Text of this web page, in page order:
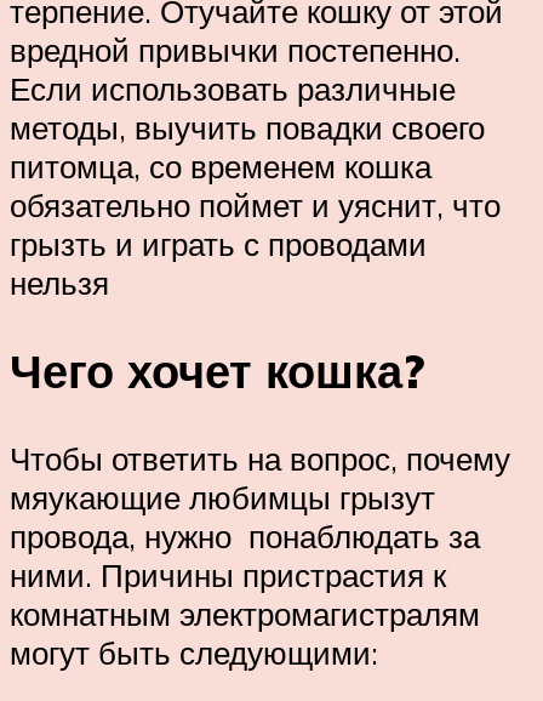
терпение. Отучайте кошку от этой
вредной привычки постепенно.
Если использовать различные
методы, выучить повадки своего
питомца, со временем кошка
обязательно поймет и уяснит, что
грызть и играть с проводами
нельзя
Чего хочет кошка?
Чтобы ответить на вопрос, почему
мяукающие любимцы грызут
провода, нужно понаблюдать за
ними. Причины пристрастия к
комнатным электромагистралям
могут быть следующими: